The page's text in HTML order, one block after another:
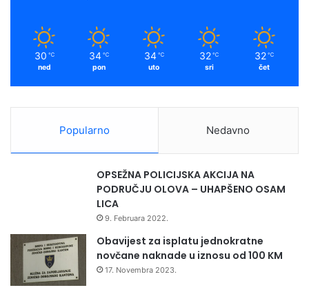
30 ℃
ned
34 ℃
pon
34 ℃
uto
32 ℃
sri
32 ℃
čet
Popularno Nedavno
OPSEŽNA POLICIJSKA AKCIJA NA
PODRUČJU OLOVA – UHAPŠENO OSAM
LICA
9. Februara 2022.
Obavijest za isplatu jednokratne
novčane naknade u iznosu od 100 KM
17. Novembra 2023.